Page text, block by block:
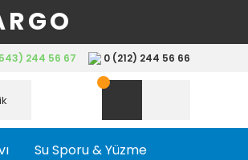
244 56 67 0 (212) 244 56 66
Su Sporu & Yüzme